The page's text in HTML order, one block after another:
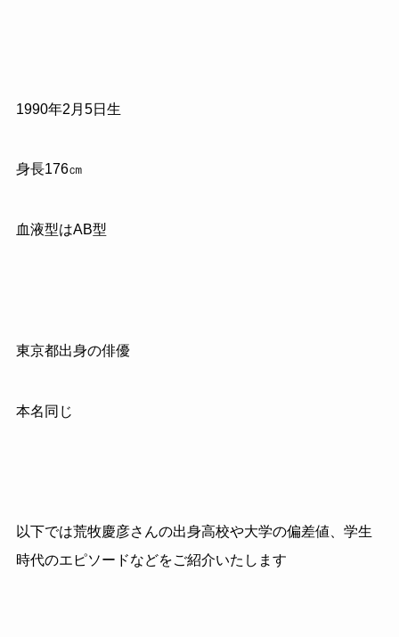
1990年2月5日生
身長176㎝
血液型はAB型
東京都出身の俳優
本名同じ
以下では荒牧慶彦さんの出身高校や大学の偏差値、学生
時代のエピソードなどをご紹介いたします